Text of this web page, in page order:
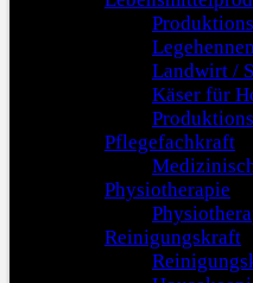
Landwirt /
Käser für
Pflegefachkraft
Physiotherapie
Reinigungskraft